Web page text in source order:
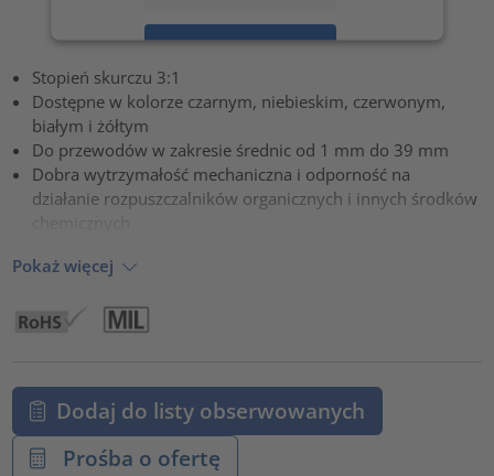
Zaakceptuj
powered byUsercentrics Consent Management Platform
Stopień skurczu 3:1
Dostępne w kolorze czarnym, niebieskim, czerwonym,
białym i żółtym
Do przewodów w zakresie średnic od 1 mm do 39 mm
Dobra wytrzymałość mechaniczna i odporność na
działanie rozpuszczalników organicznych i innych środków
Pokaż więcej
Dodaj do listy obserwowanych
Prośba o ofertę